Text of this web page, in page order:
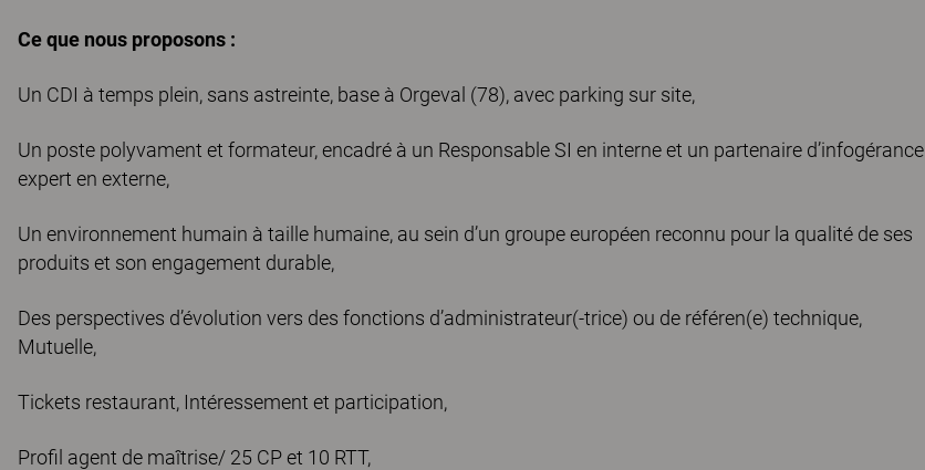
Ce que nous proposons :
Un CDI à temps plein, sans astreinte, base à Orgeval (78), avec parking sur site,
Un poste polyvament et formateur, encadré à un Responsable SI en interne et un partenaire d’infogérance
expert en externe,
Un environnement humain à taille humaine, au sein d’un groupe européen reconnu pour la qualité de ses
produits et son engagement durable,
Des perspectives d’évolution vers des fonctions d’administrateur(-trice) ou de référen(e) technique,
Mutuelle,
Tickets restaurant, Intéressement et participation,
Profil agent de maîtrise/ 25 CP et 10 RTT,